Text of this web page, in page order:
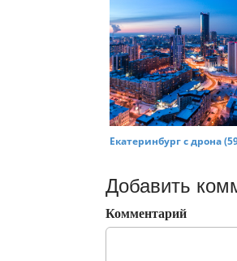
Екатеринбург с дрона
Добавить
Комментарий